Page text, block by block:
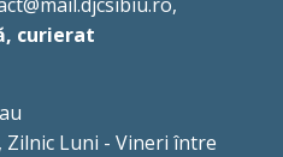
curierat
Zilnic Luni - Vineri între